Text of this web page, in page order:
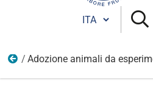
Cambia lingua
Sperimentazione animale
Adozione animali da